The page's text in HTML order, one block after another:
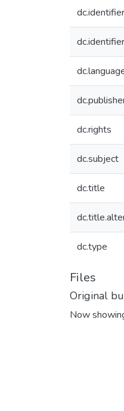
dc.rights
dc.subject
dc.title
dc.type
Files
Original
Now